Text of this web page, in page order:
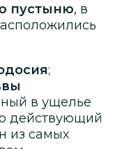
пустыню, в
;
в ущелье
действующий
из самых